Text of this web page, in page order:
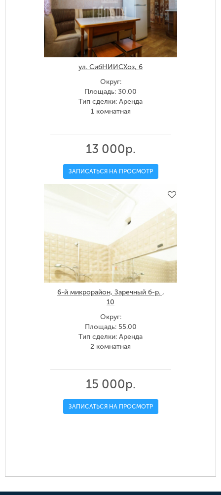
ул. СибНИИСХоз, 6
Округ:
Площадь: 30.00
Тип сделки: Аренда
1 комнатная
13 000р.
ЗАПИСАТЬСЯ НА ПРОСМОТР
6-й микрорайон, Заречный б-р. ,
10
Округ:
Площадь: 55.00
Тип сделки: Аренда
2 комнатная
15 000р.
ЗАПИСАТЬСЯ НА ПРОСМОТР